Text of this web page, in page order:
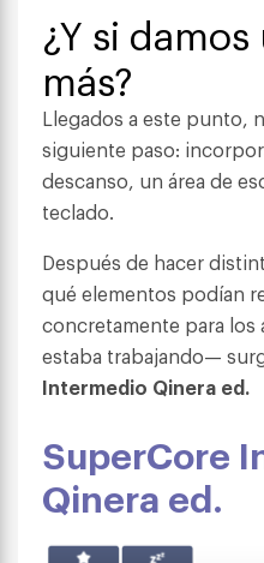
¿Y si
más?
Llegados a este punto,
siguiente paso:
descanso, un área de
teclado.
Después de hacer
qué elementos podían
concretamente para los
estaba trabajando—
Intermedio Qinera ed.
SuperCore
Qinera ed.